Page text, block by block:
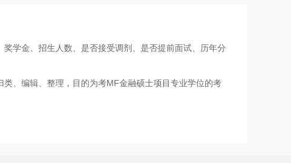
学金、招生人数、是否接受调剂、是否提前面试、历年分
、编辑、整理，目的为考MF金融硕士项目专业学位的考